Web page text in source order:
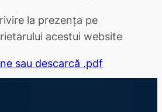
la prezența pe
acestui website
sau descarcă .pdf